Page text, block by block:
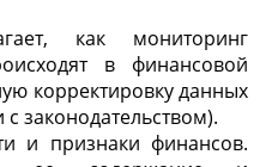
как мониторинг
в финансовой
корректировку данных
с законодательством).
и признаки финансов.